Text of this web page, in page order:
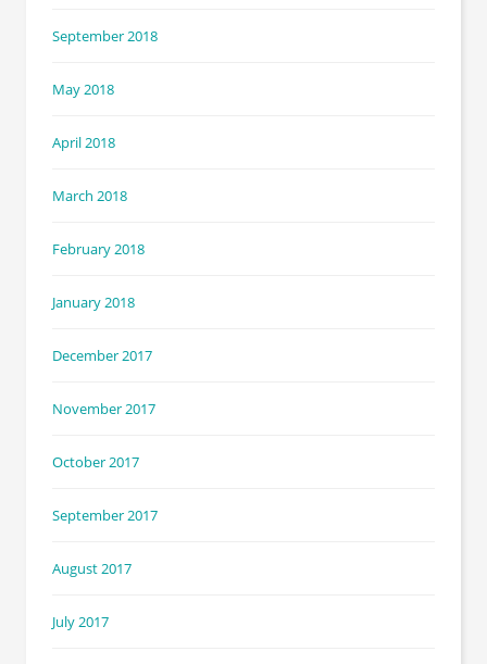
September 2018
May 2018
April 2018
March 2018
February 2018
January 2018
December 2017
November 2017
October 2017
September 2017
August 2017
July 2017